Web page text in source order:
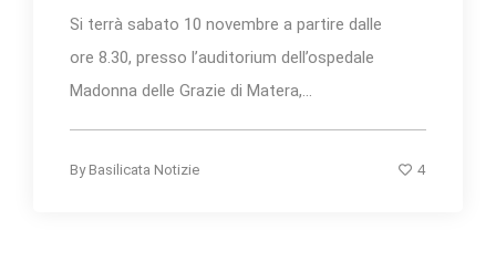
Si terrà sabato 10 novembre a partire dalle
ore 8.30, presso l’auditorium dell’ospedale
Madonna delle Grazie di Matera,...
By Basilicata Notizie 4